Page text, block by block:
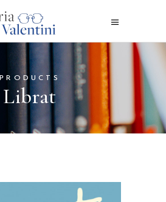
PRODUCTS
Librat